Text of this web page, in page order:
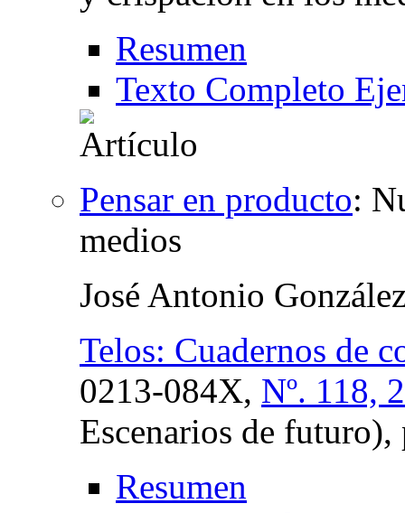
Resumen
Texto Completo
Pensar en producto:
medios
José Antonio
Telos: Cuadernos de
0213-084X, Nº. 118,
Escenarios de futuro),
Resumen